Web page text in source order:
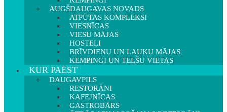
AUGŠDAUGAVAS NOVADS
ATPŪTAS KOMPLEKSI
VIESNĪCAS
VIESU MĀJAS
HOSTEĻI
BRĪVDIENU UN LAUKU MĀJAS
KEMPINGI UN TELŠU VIETAS
KUR PAĒST
DAUGAVPILS
RESTORĀNI
KAFEJNĪCAS
GASTROBĀRS